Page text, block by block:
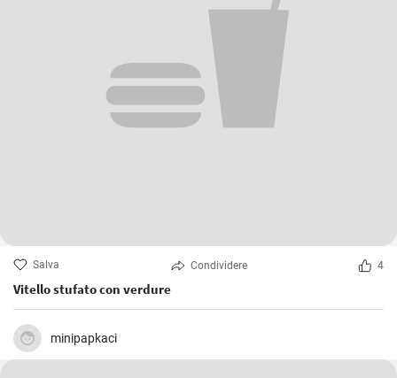
Salva Condividere 4
Vitello stufato con verdure
minipapkaci